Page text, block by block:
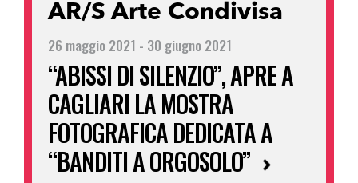
AR/S Arte Condivisa
26 maggio 2021 - 30 giugno 2021
“ABISSI DI SILENZIO”, APRE A
CAGLIARI LA MOSTRA
FOTOGRAFICA DEDICATA A
“BANDITI A ORGOSOLO”